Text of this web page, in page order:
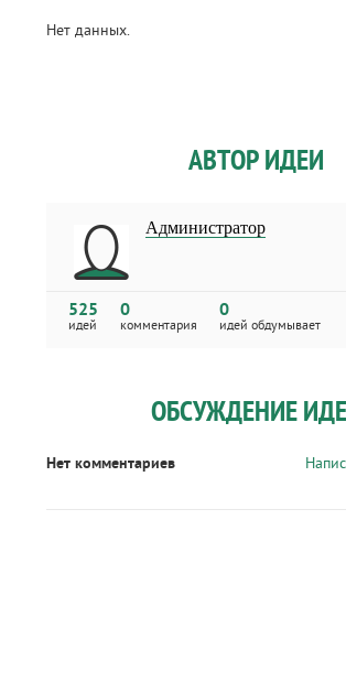
Нет данных.
АВТОР ИДЕИ
Администратор
525
идей
0
комментария
0
идей обдумывает
ОБСУЖДЕНИЕ
Нет комментариев